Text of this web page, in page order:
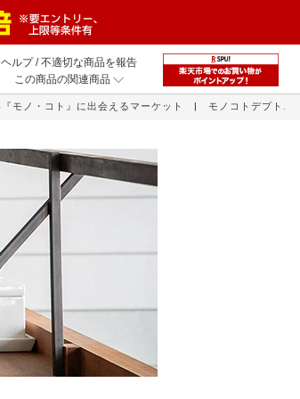
ヘルプ/不適切な商品を報告
この商品の関連商品